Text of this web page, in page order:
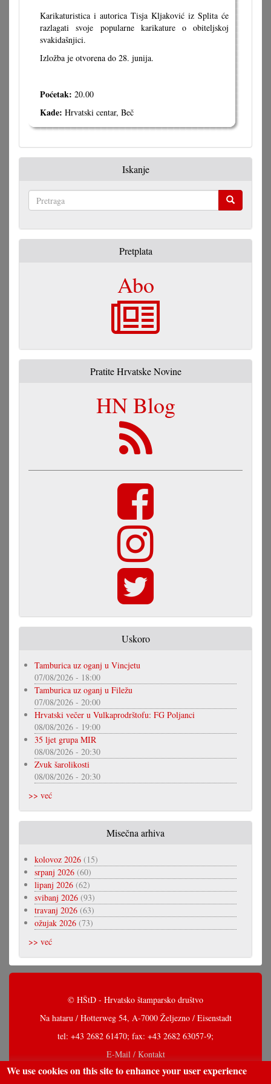
Karikaturistica i autorica Tisja Kljaković iz Splita će
razlagati svoje popularne karikature o obiteljskoj
svakidašnjici.
Izložba je otvorena do 28. junija.
Poćetak: 20.00
Kade: Hrvatski centar, Beč
Iskanje
Pretplata
Abo
Pratite Hrvatske Novine
HN Blog
Uskoro
Tamburica uz oganj u Vincjetu
07/08/2026 - 18:00
Tamburica uz oganj u Filežu
07/08/2026 - 20:00
Hrvatski večer u Vulkaprodrštofu: FG Poljanci
08/08/2026 - 19:00
35 ljet grupa MIR
08/08/2026 - 20:30
Zvuk šarolikosti
08/08/2026 - 20:30
>> već
Misečna arhiva
kolovoz 2026 (15)
srpanj 2026 (60)
lipanj 2026 (62)
svibanj 2026 (93)
travanj 2026 (63)
ožujak 2026 (73)
>> već
© HŠtD - Hrvatsko štamparsko društvo
Na hataru / Hotterweg 54, A-7000 Željezno / Eisenstadt
tel: +43 2682 61470; fax: +43 2682 63057-9;
E-Mail / Kontakt
We use cookies on this site to enhance your user experience